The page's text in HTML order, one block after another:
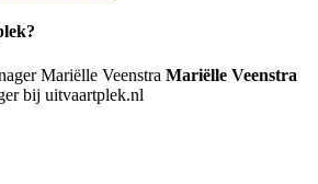
Mariëlle Veenstra
bij uitvaartplek.nl